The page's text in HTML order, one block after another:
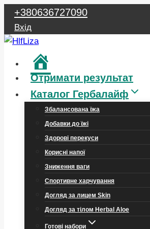
Перейти
вмісту
+380636727090
Вхід
Отримати результат
Каталог Гербалайф
Збалансована їжа
Добавки до їжі
Здорові перекуси
Корисні напої
Зниження ваги
Спортивне харчування
Догляд за лицем Skin
Догляд за тілом Herbal Aloe
Готові набори